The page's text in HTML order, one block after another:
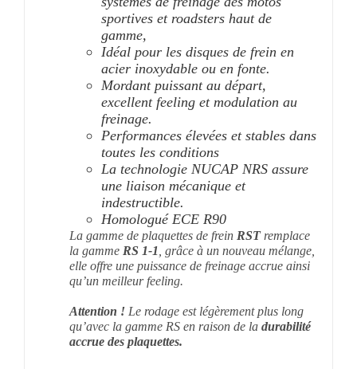
sportives et roadsters haut de
gamme,
Idéal pour les disques de frein en
acier inoxydable ou en fonte.
Mordant puissant au départ,
excellent feeling et modulation au
freinage.
Performances élevées et stables dans
toutes les conditions
La technologie NUCAP NRS assure
une liaison mécanique et
indestructible.
Homologué ECE R90
La gamme de plaquettes de frein RSTremplace
la gamme RS 1-1 , grâce à un nouveau mélange,
elle offre une puissance de freinage accrue ainsi
qu’un meilleur feeling.
Attention !Le rodage est légèrement plus long
qu’avec la gamme RS en raison de la durabilité
accrue des plaquettes.